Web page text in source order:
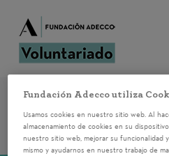
12/
Fundación Adecco utiliza
Usamos cookies en nuestro sitio web. Al
almacenamiento de cookies en su
nuestro sitio web, mejorar su funcionalidad
mismo y ayudarnos en nuestro trabajo de